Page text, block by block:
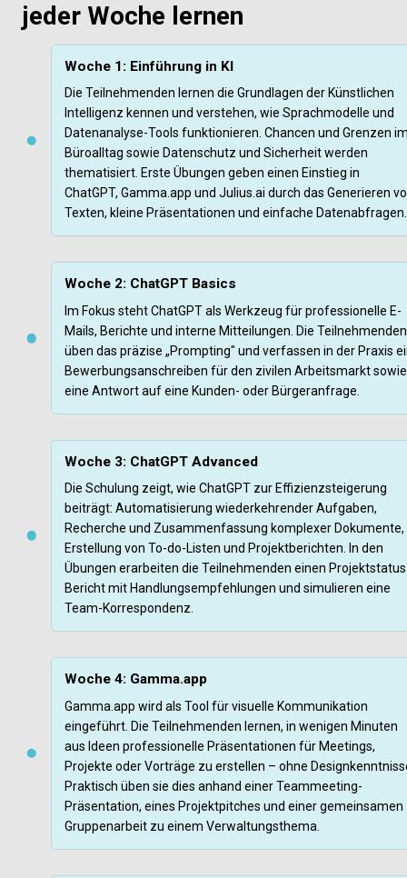
jeder Woche lernen
Woche 1: Einführung in KI
Die Teilnehmenden lernen die Grundlagen der Künstlichen
Intelligenz kennen und verstehen, wie Sprachmodelle und
Datenanalyse-Tools funktionieren. Chancen und Grenzen
Büroalltag sowie Datenschutz und Sicherheit werden
thematisiert. Erste Übungen geben einen Einstieg in
ChatGPT, Gamma.app und Julius.ai durch das Generieren
Texten, kleine Präsentationen und einfache Datenabfragen.
Woche 2: ChatGPT Basics
Im Fokus steht ChatGPT als Werkzeug für professionelle E-
Mails, Berichte und interne Mitteilungen. Die Teilnehmenden
üben das präzise „Prompting" und verfassen in der Praxis
Bewerbungsanschreiben für den zivilen Arbeitsmarkt sowie
eine Antwort auf eine Kunden- oder Bürgeranfrage.
Woche 3: ChatGPT Advanced
Die Schulung zeigt, wie ChatGPT zur Effizienzsteigerung
beiträgt: Automatisierung wiederkehrender Aufgaben,
Recherche und Zusammenfassung komplexer Dokumente,
Erstellung von To-do-Listen und Projektberichten. In den
Übungen erarbeiten die Teilnehmenden einen
Bericht mit Handlungsempfehlungen und simulieren eine
Team-Korrespondenz.
Woche 4: Gamma.app
Gamma.app wird als Tool für visuelle Kommunikation
eingeführt. Die Teilnehmenden lernen, in wenigen Minuten
aus Ideen professionelle Präsentationen für Meetings,
Projekte oder Vorträge zu erstellen – ohne
Praktisch üben sie dies anhand einer Teammeeting-
Präsentation, eines Projektpitches und einer gemeinsamen
Gruppenarbeit zu einem Verwaltungsthema.